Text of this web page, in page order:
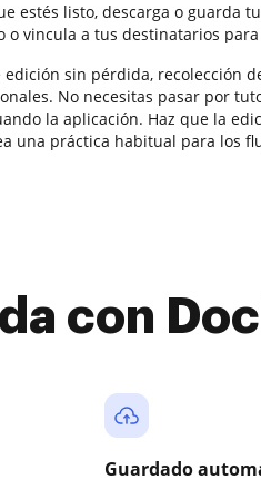
estés listo, descarga o guarda
o vincula a tus destinatarios
edición sin pérdida, recolección
No necesitas pasar por
la aplicación. Haz que la
una práctica habitual para los
con
Guardado